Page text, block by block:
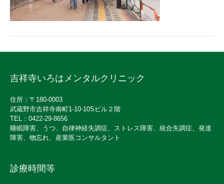
吉祥寺いろはメンタルクリニック
住所：〒180-0003
武蔵野市吉祥寺南町1-10-10Sビル２階
TEL：0422-29-8656
睡眠障害、うつ、自律神経失調症、ストレス障害、統合失調症、発達
障害、物忘れ、産業医コンサルタント
診療時間等